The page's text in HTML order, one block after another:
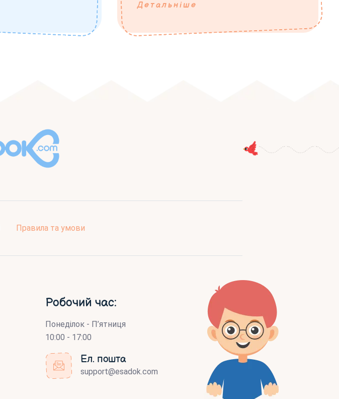
Детальніше
Правила та умови
Робочий час:
Понеділок - П’ятниця
10:00 - 17:00
Ел. пошта
support@esadok.com